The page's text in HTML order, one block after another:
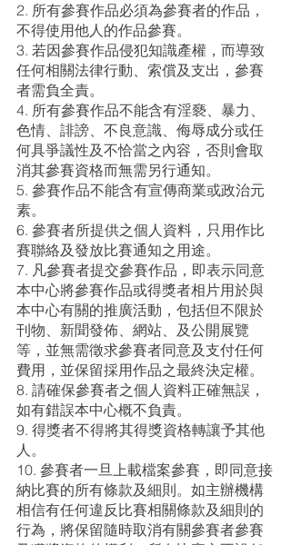
2. 所有參賽作品必須為參賽者的作品，
不得使用他人的作品參賽。
3. 若因參賽作品侵犯知識產權，而導致
任何相關法律行動、索償及支出，參賽
者需負全責。
4. 所有參賽作品不能含有淫褻、暴力、
色情、誹謗、不良意識、侮辱成分或任
何具爭議性及不恰當之內容，否則會取
消其參賽資格而無需另行通知。
5. 參賽作品不能含有宣傳商業或政治元
素。
6. 參賽者所提供之個人資料，只用作比
賽聯絡及發放比賽通知之用途。
7. 凡參賽者提交參賽作品，即表示同意
本中心將參賽作品或得獎者相片用於與
本中心有關的推廣活動，包括但不限於
刊物、新聞發佈、網站、及公開展覽
等，並無需徵求參賽者同意及支付任何
費用，並保留採用作品之最終決定權。
8. 請確保參賽者之個人資料正確無誤，
如有錯誤本中心概不負責。
9. 得獎者不得將其得獎資格轉讓予其他
人。
10. 參賽者一旦上載檔案參賽，即同意接
納比賽的所有條款及細則。如主辦機構
相信有任何違反比賽相關條款及細則的
行為，將保留隨時取消有關參賽者參賽